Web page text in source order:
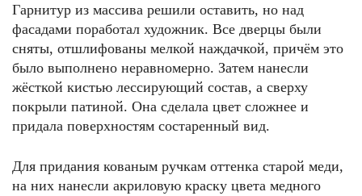
Гарнитур из массива решили оставить, но над
фасадами поработал художник. Все дверцы были
сняты, отшлифованы мелкой наждачкой, причём это
было выполнено неравномерно. Затем нанесли
жёсткой кистью лессирующий состав, а сверху
покрыли патиной. Она сделала цвет сложнее и
придала поверхностям состаренный вид.
Для придания кованым ручкам оттенка старой меди,
на них нанесли акриловую краску цвета медного